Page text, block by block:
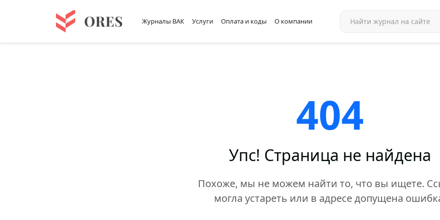
Журналы ВАК Услуги Оплата и коды О компании
404
Упс! Страница не найдена
Похоже, мы не можем найти то, что вы ищете.
могла устареть или в адресе допущена